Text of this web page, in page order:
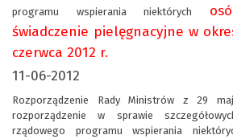
programu wspierania niektórych
świadczenie pielęgnacyjne w
czerwca 2012 r.
11-06-2012
Rozporządzenie Rady Ministrów z 29
rozporządzenie w sprawie
rządowego programu wspierania